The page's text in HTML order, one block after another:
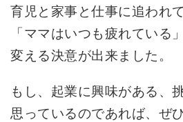
育児と家事と仕事に追われ
「ママはいつも疲れている
変える決意が出来ました。
もし、起業に興味がある、
思っているのであれば、ぜ